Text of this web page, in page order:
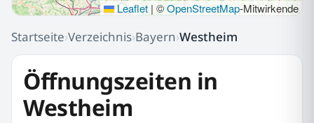
Leaflet | ©OpenStreetMap-Mitwirkende
Startseite›Verzeichnis›Bayern›Westheim
Öffnungszeiten in
Westheim